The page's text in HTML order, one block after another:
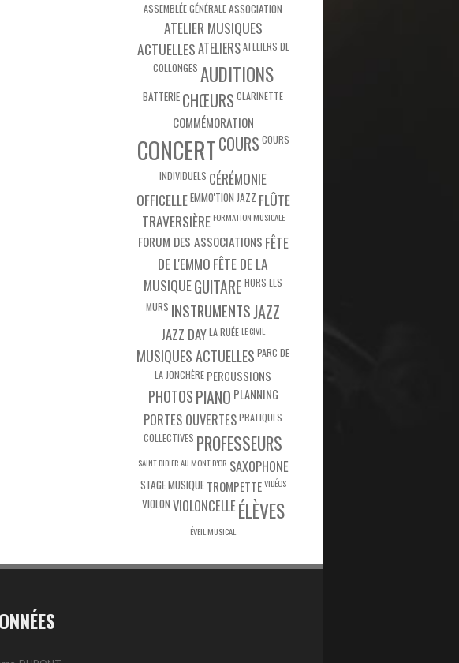
ASSEMBLÉE GÉNÉRALEASSOCIATION
ATELIER MUSIQUES
ACTUELLESATELIERSATELIERS DE
COLLONGES AUDITIONS
BATTERIE CHŒURS CLARINETTE
COMMÉMORATION
CONCERTCOURS COURS
INDIVIDUELS CÉRÉMONIE
OFFICELLEEMMO'TION JAZZ FLÛTE
TRAVERSIÈRE FORMATION MUSICALE
FORUM DES ASSOCIATIONS FÊTE
DE L'EMMOFÊTE DE LA
MUSIQUEGUITARE HORS LES
MURS INSTRUMENTSJAZZ
JAZZ DAYLA RUÉE LE CIVIL
MUSIQUES ACTUELLES PARC DE
LA JONCHÈRE PERCUSSIONS
PHOTOSPIANO PLANNING
PORTES OUVERTESPRATIQUES
COLLECTIVES PROFESSEURS
SAINT DIDIER AU MONT D’OR SAXOPHONE
STAGE MUSIQUE TROMPETTE VIDÉOS
VIOLON VIOLONCELLEÉLÈVES
ÉVEIL MUSICAL